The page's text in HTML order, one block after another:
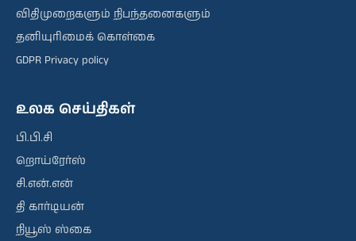
விதிமுறைகளும் நிபந்தனைகளும்
தனியுரிமைக் கொள்கை
GDPR Privacy policy
உலக செய்திகள்
பி.பி.சி
றொய்ரேர்ஸ்
சி.என்.என்
தி கார்டியன்
நியூஸ் ஸ்கை